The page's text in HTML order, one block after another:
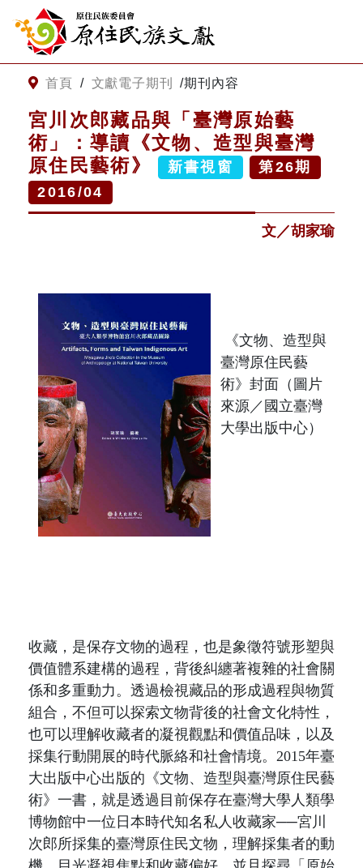
跳到主要內容
網站導覽
客服諮詢
關
鍵
字
請
輸
入
關於原住民族文獻會
原住民族文獻會設置要點
委員介紹
歷次會議記錄
最新消息
網站訊息
徵稿訊息
出版品專區
本會出版品列表
與國史館共同出版品介紹
出版品查詢
文獻電子期刊
本期內容
歷史期刊
期刊查詢
首頁 / 文獻電子期刊 /期刊內容
宮川次郎藏品與「臺灣原始藝
術」：導讀《文物、造型與臺灣
原住民藝術》 新書視窗 第26期
2016/04
文／胡家瑜
《文物、造型與
臺灣原住民藝
術》封面（圖片
來源／國立臺灣
大學出版中心）
收藏，是保存文物的過程 ， 也是象徵符號形塑與
價值體系建構的過程 ， 背後糾纏著複雜的社會關
係和多重動力。 透過檢視藏品的形成過程與物質
組合，不但可以探索文物背後的社會文化特性，
也可以理解收藏者的凝視觀點和價值品味，以及
採集行動開展的時代脈絡和社會情境。 2015年臺
大出版中心出版的 《文物、造型與臺灣原住民藝
術》一書，就是透過目前保存在臺灣大學人類學
博物館中一位日本時代知名私人收藏家──宮川
次郎所採集的臺灣原住民文物， 理解採集者的動